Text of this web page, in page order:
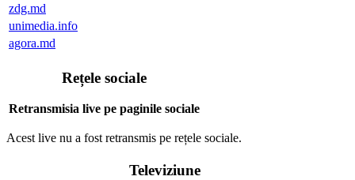
zdg.md
unimedia.info
agora.md
Rețele sociale
Retransmisia live pe paginile sociale
Acest live nu a fost retransmis pe rețele sociale.
Televiziune